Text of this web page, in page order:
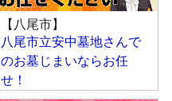
【八尾市】
八尾市立安中墓地さんで
のお墓じまいならお任
せ！